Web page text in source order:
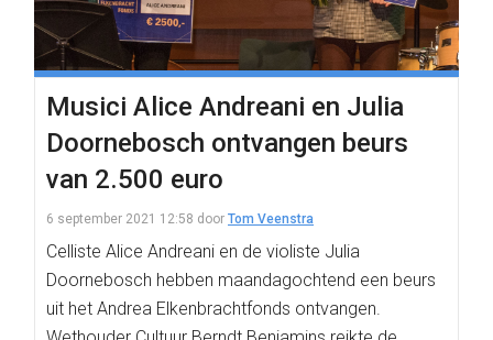
Musici Alice Andreani en Julia
Doornebosch ontvangen beurs
van 2.500 euro
6 september 2021 12:58 door Tom Veenstra
Celliste Alice Andreani en de violiste Julia
Doornebosch hebben maandagochtend een beurs
uit het Andrea Elkenbrachtfonds ontvangen.